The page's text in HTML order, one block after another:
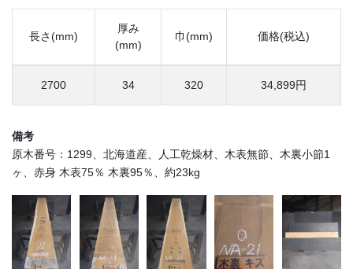
長さ(mm)
厚み
(mm)
巾(mm) 価格(税込)
2700 34 320 34,899円
備考
原木番号：1299、北海道産、人工乾燥材、木表無節、木裏小節1
ヶ、赤身 木表75％ 木裏95％、約23kg